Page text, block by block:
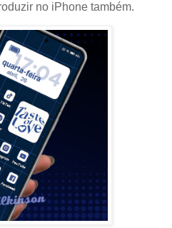
no iPhone também.